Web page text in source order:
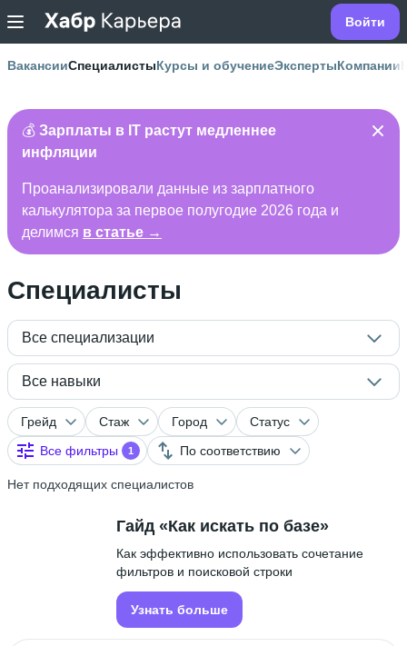
Войти
ВакансииСпециалистыКурсы и обучениеЭкспертыКомпании
💰 Зарплаты в IT растут медленнее
инфляции
Проанализировали данные из зарплатного
калькулятора за первое полугодие 2026 года и
делимся в статье →
Специалисты
Все специализации
Все навыки
Грейд Стаж Город
Статус
Все фильтры
1 По соответствию
Нет подходящих специалистов
Гайд «Как искать по базе»
Как эффективно использовать сочетание
фильтров и поисковой строки
Узнать больше